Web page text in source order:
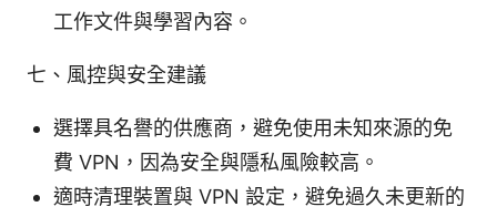
工作文件與學習內容。
七、風控與安全建議
選擇具名譽的供應商，避免使用未知來源的免
費 VPN，因為安全與隱私風險較高。
適時清理裝置與 VPN 設定，避免過久未更新的